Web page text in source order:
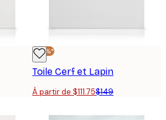
-25%*
Toile Cerf et Lapin
À partir de $111.75$149